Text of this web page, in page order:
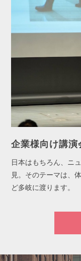
企業様向け講演
日本はもちろん、ニ
見。そのテーマは、
ど多岐に渡ります。